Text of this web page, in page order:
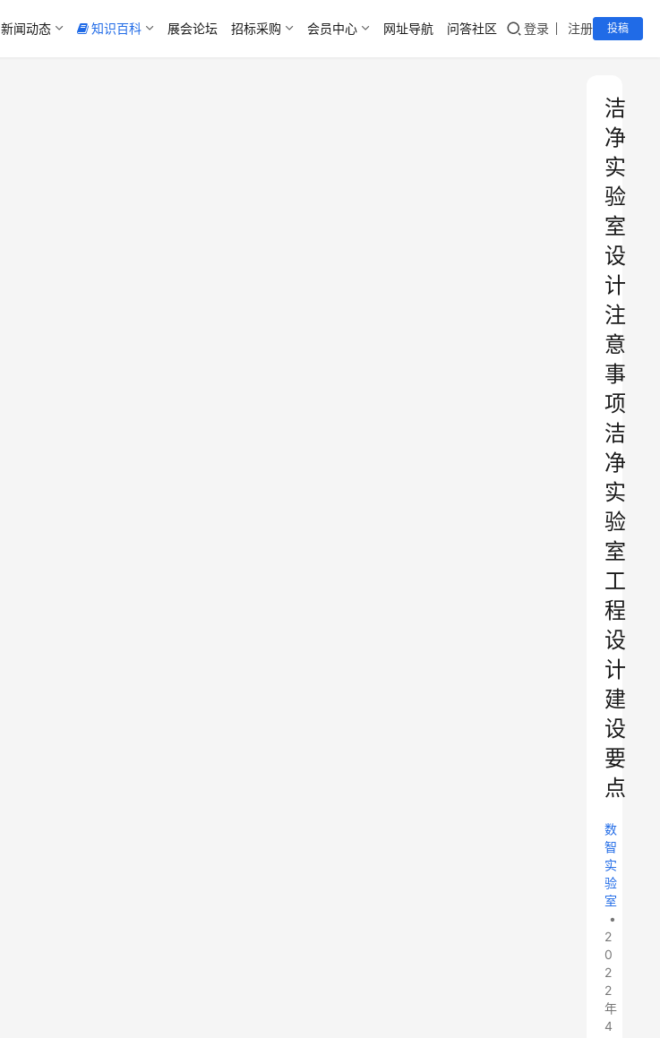
新闻动态 知识百科 展会论坛 招标采购 会员中心 网址导航 问答社区 登录 注册 投稿
洁
净
实
验
室
设
计
注
意
事
项
洁
净
实
验
室
工
程
设
计
建
设
要
点
数
智
实
验
室
•
2
0
2
2
年
4